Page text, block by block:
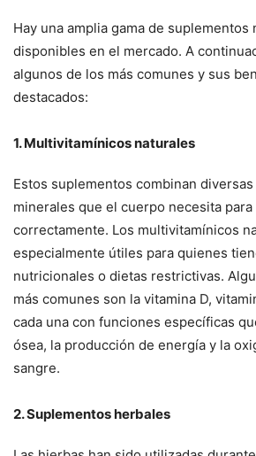
Hay una amplia gama de suplementos
disponibles en el mercado. A
algunos de los más comunes y sus
destacados:
1.Multivitamínicos naturales
Estos suplementos combinan
minerales que el cuerpo necesita
correctamente. Los multivitamínicos
especialmente útiles para quienes
nutricionales o dietas restrictivas.
más comunes son la vitamina D,
cada una con funciones específicas
ósea, la producción de energía y la
sangre.
2.Suplementos herbales